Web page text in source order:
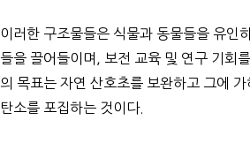
이러한 구조물들은 식물과 동물들을 유인
들을 끌어들이며, 보전 교육 및 연구 기회
의 목표는 자연 산호초를 보완하고 그에
탄소를 포집하는 것이다.